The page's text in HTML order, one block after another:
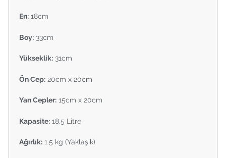
En: 18cm
Boy: 33cm
Yükseklik: 31cm
Ön Cep: 20cm x 20cm
Yan Cepler: 15cm x 20cm
Kapasite: 18,5 Litre
Ağırlık: 1.5 kg (Yaklaşık)